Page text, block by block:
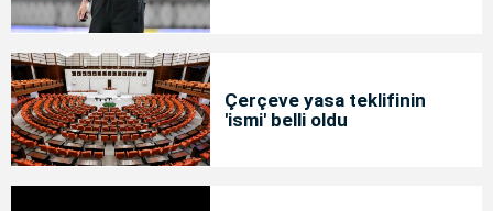
Çerçeve yasa teklifinin
'ismi' belli oldu